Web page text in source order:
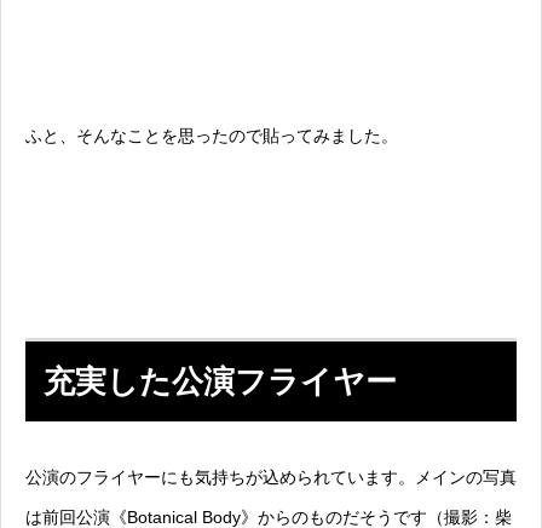
ふと、そんなことを思ったので貼ってみました。
充実した公演フライヤー
公演のフライヤーにも気持ちが込められています。メインの写真
は前回公演《Botanical Body》からのものだそうです（撮影：柴